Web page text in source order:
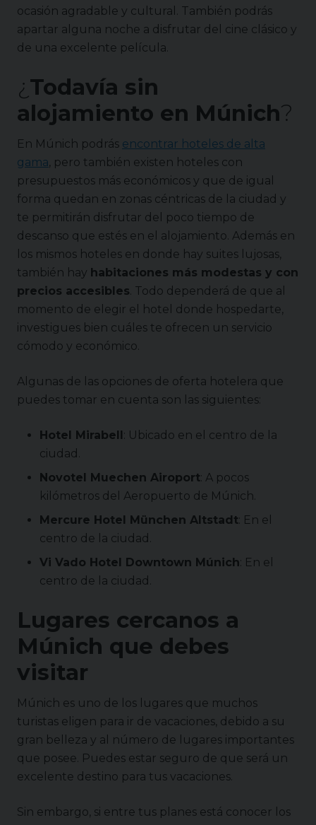
ocasión agradable y cultural. También podrás
apartar alguna noche a disfrutar del cine clásico y
de una excelente película.
¿ Todavía sin
alojamiento en Múnich?
En Múnich podrás encontrar hoteles de alta
gama, pero también existen hoteles con
presupuestos más económicos y que de igual
forma quedan en zonas céntricas de la ciudad y
te permitirán disfrutar del poco tiempo de
descanso que estés en el alojamiento. Además en
los mismos hoteles en donde hay suites lujosas,
también hay habitaciones más modestas y con
precios accesibles. Todo dependerá de que al
momento de elegir el hotel donde hospedarte,
investigues bien cuáles te ofrecen un servicio
cómodo y económico.
Algunas de las opciones de oferta hotelera que
puedes tomar en cuenta son las siguientes:
Hotel Mirabell: Ubicado en el centro de la
ciudad.
Novotel Muechen Airoport: A pocos
kilómetros del Aeropuerto de Múnich.
Mercure Hotel München Altstadt: En el
centro de la ciudad.
Vi Vado Hotel Downtown Múnich: En el
centro de la ciudad.
Lugares cercanos a
Múnich que debes
visitar
Múnich es uno de los lugares que muchos
turistas eligen para ir de vacaciones, debido a su
gran belleza y al número de lugares importantes
que posee. Puedes estar seguro de que será un
excelente destino para tus vacaciones.
Sin embargo, si entre tus planes está conocer los